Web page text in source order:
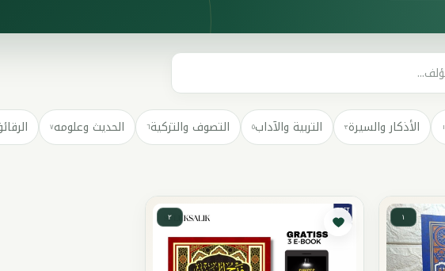
١ الأذكار والسيرة٣ التربية والآداب٥ التصوف والتزكية٦ الحديث وعلومه٧
١ ٢